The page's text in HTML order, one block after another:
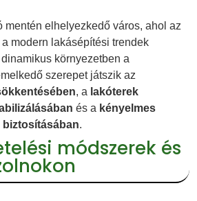
mentén elhelyezkedő város, ahol az
modern lakásépítési trendek
környezetben a
szerepet játszik az
, a lakóterek
és a kényelmes
.
módszerek és